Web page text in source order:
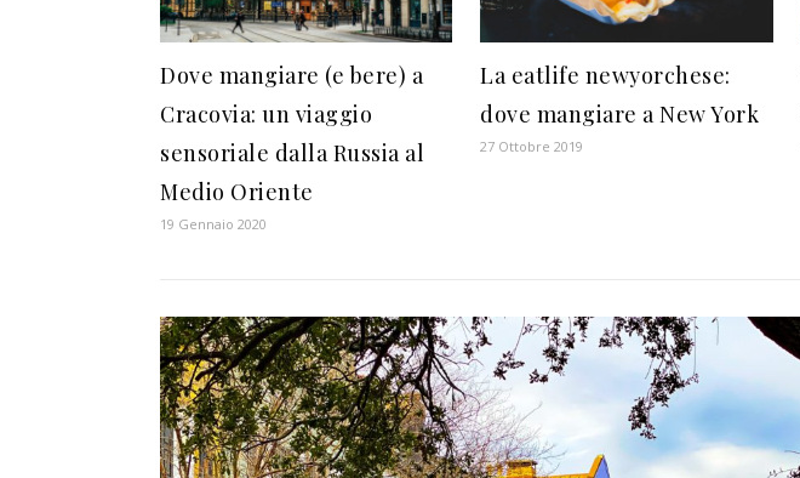
Dove mangiare (e bere) a
Cracovia: un viaggio
sensoriale dalla Russia al
Medio Oriente
19 Gennaio 2020
La eatlife newyorchese:
dove mangiare a New York
27 Ottobre 2019